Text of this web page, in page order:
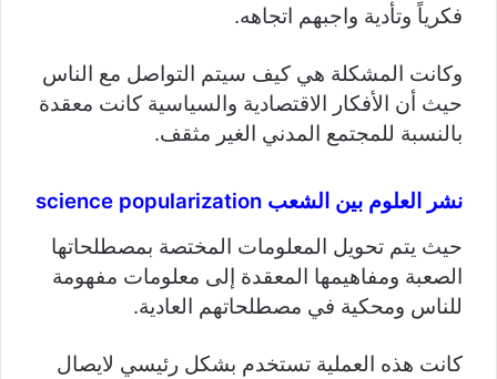
فكرياً وتأدية واجبهم اتجاهه.
وكانت المشكلة هي كيف سيتم التواصل مع الناس
حيث أن الأفكار الاقتصادية والسياسية كانت معقدة
بالنسبة للمجتمع المدني الغير مثقف.
نشر العلوم بين الشعب science popularization
حيث يتم تحويل المعلومات المختصة بمصطلحاتها
الصعبة ومفاهيمها المعقدة إلى معلومات مفهومة
للناس ومحكية في مصطلحاتهم العادية.
كانت هذه العملية تستخدم بشكل رئيسي لايصال